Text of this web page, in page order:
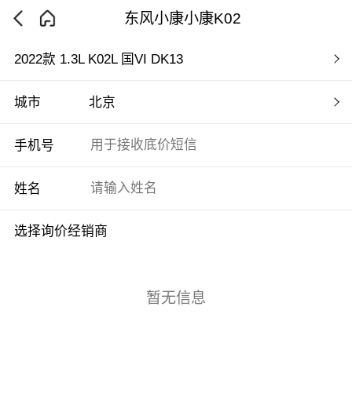
东风小康小康K02
2022款 1.3L K02L 国VI DK13
城市 北京
手机号
姓名
选择询价经销商
暂无信息